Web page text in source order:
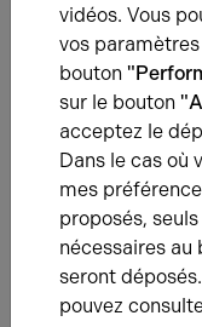
Une question ?
Prenez contact
accompagner
d’entreprise.
Je prends
vidéos. Vous
vos
bouton
sur le bouton
acceptez le
Dans le cas où
mes
proposés,
nécessaires
seront
pouvez